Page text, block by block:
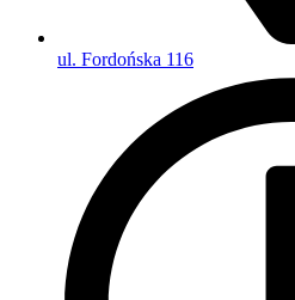
ul. Fordońska 116